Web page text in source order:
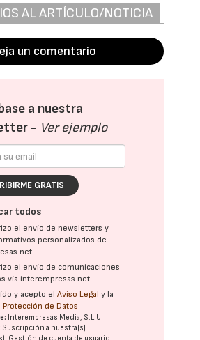
AL ARTÍCULO/NOTICIA
un comentario
a nuestra
- Ver ejemplo
GRATIS
todos
el envío de newsletters y
personalizados de
el envío de comunicaciones
vía interempresas.net
y acepto elAviso Legal y la
Protección de Datos
Interempresas Media, S.L.U.
Suscripción a nuestra(s)